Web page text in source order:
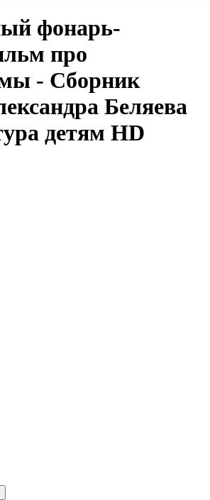
фонарь-
про
- Сборник
Беляева
детям HD